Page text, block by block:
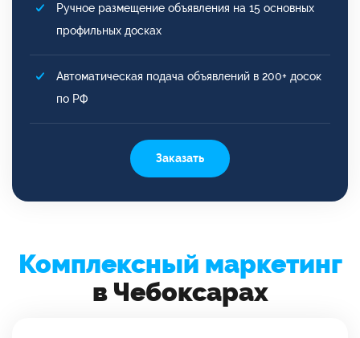
Ручное размещение объявления на 15 основных
профильных досках
Автоматическая подача объявлений в 200+ досок
по РФ
Заказать
Комплексный маркетинг
в Чебоксарах